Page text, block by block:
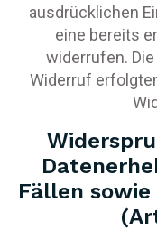
ausdrücklichen
eine bereits
widerrufen.
Widerruf
Fällen